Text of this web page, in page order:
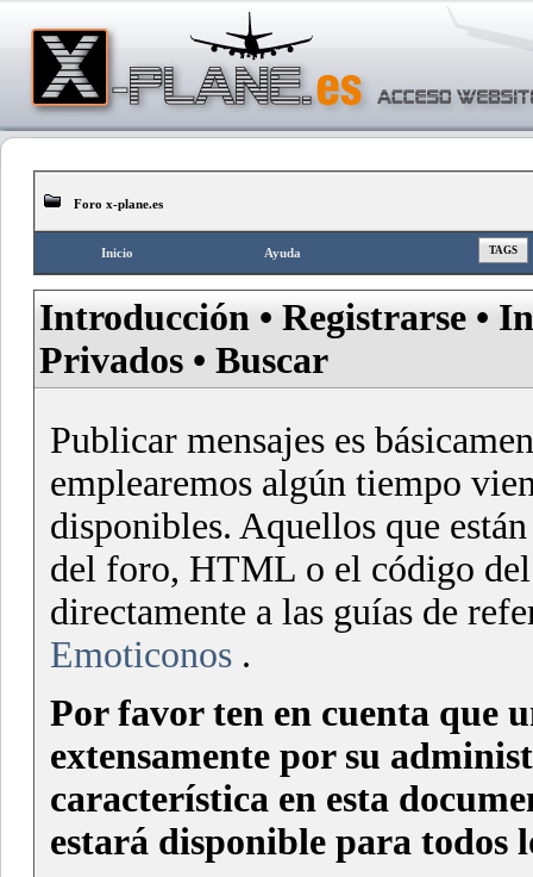
Foro x-plane.es
Inicio Ayuda TAGS
Introducción • Registrarse •
Privados • Buscar
Publicar mensajes es
emplearemos algún tiempo
disponibles. Aquellos que
del foro, HTML o el código
directamente a las guías de
Emoticonos.
Por favor ten en cuenta que
extensamente por su
característica en esta
estará disponible para todos